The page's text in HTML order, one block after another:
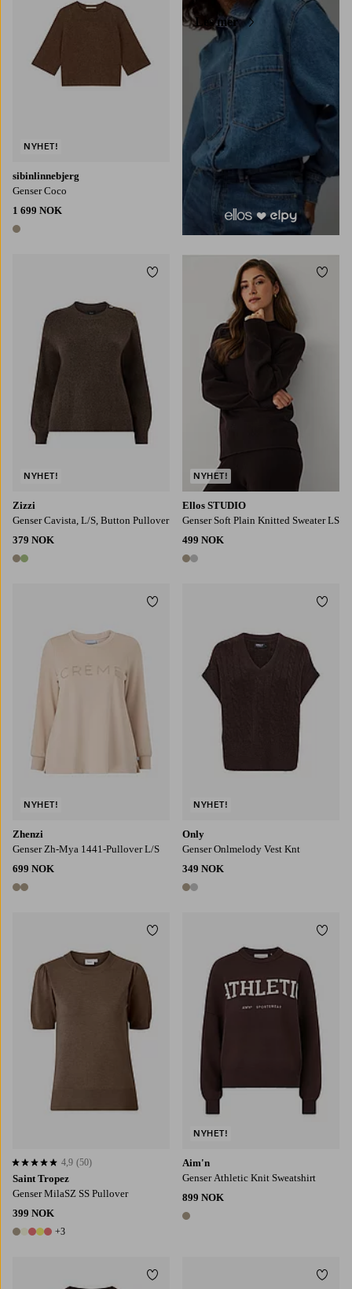
sibinlinnebjerg
Genser Coco
1 699 NOK
1 farge
NYHET!
Les mer
Zizzi
Genser Cavista, L/S, Button Pullover
379 NOK
2 farger
NYHET!
Legg til favoritter
Ellos STUDIO
Genser Soft Plain Knitted Sweater LS
499 NOK
2 farger
NYHET!
Zhenzi
Genser Zh-Mya 1441-Pullover L/S
699 NOK
2 farger
NYHET!
Legg til favoritter
Only
Genser Onlmelody Vest Knt
349 NOK
2 farger
NYHET!
Saint Tropez
Genser MilaSZ SS Pullover
399 NOK
8 farger
+3
4,9 basert på 50 karaktergivninger
4,9 (50)
Legg til favoritter
Aim'n
Genser Athletic Knit Sweatshirt
899 NOK
1 farge
NYHET!
XL
Legg til favoritter